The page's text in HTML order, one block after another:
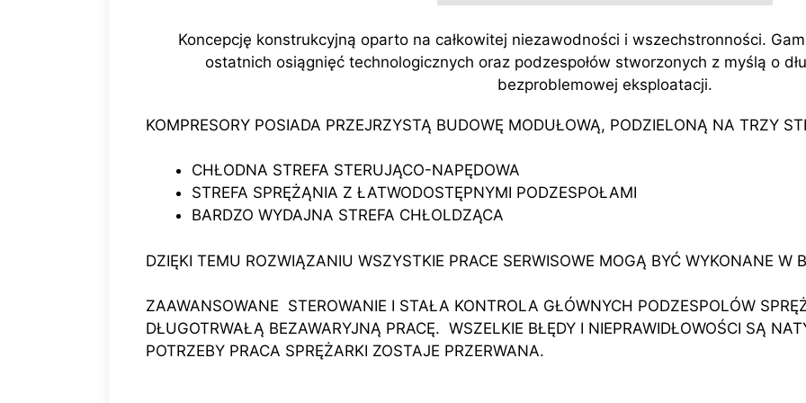
Koncepcję konstrukcyjną oparto na całkowitej niezawodności i wszechstronności.
ostatnich osiągnięć technologicznych oraz podzespołów stworzonych z myślą o
bezproblemowej eksploatacji.
KOMPRESORY POSIADA PRZEJRZYSTĄ BUDOWĘ MODUŁOWĄ, PODZIELONĄ NA TRZY
CHŁODNA STREFA STERUJĄCO-NAPĘDOWA
STREFA SPRĘŻĄNIA Z ŁATWODOSTĘPNYMI PODZESPOŁAMI
BARDZO WYDAJNA STREFA CHŁOLDZĄCA
DZIĘKI TEMU ROZWIĄZANIU WSZYSTKIE PRACE SERWISOWE MOGĄ BYĆ WYKONANE W
ZAAWANSOWANE STEROWANIE I STAŁA KONTROLA GŁÓWNYCH PODZESPOLÓW
DŁUGOTRWAŁĄ BEZAWARYJNĄ PRACĘ. WSZELKIE BŁĘDY I NIEPRAWIDŁOWOŚCI SĄ
POTRZEBY PRACA SPRĘŻARKI ZOSTAJE PRZERWANA.